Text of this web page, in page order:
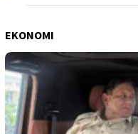
EKONOMI